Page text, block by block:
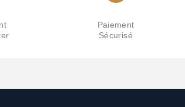
Paiement
Sécurisé